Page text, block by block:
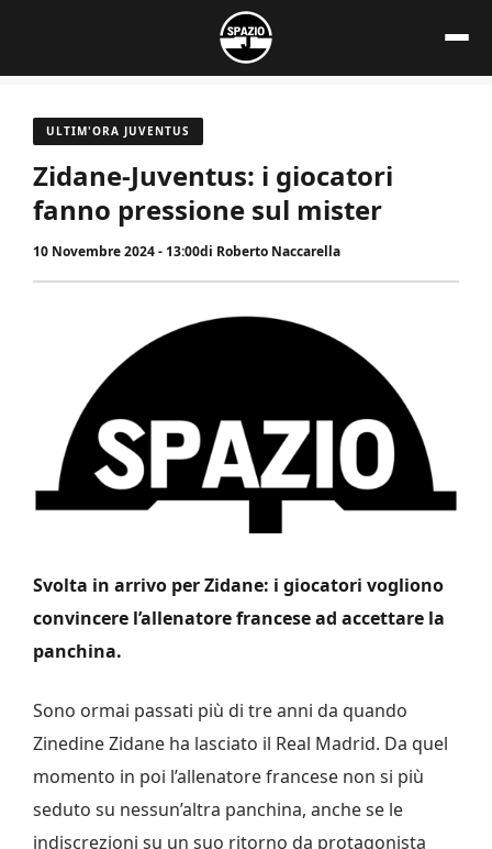
contenuto
ULTIM'ORA JUVENTUS
Zidane-Juventus: i giocatori
fanno pressione sul mister
10 Novembre 2024 - 13:00di Roberto Naccarella
Svolta in arrivo per Zidane: i giocatori vogliono
convincere l’allenatore francese ad accettare la
panchina.
Sono ormai passati più di tre anni da quando
Zinedine Zidane ha lasciato il Real Madrid. Da quel
momento in poi l’allenatore francese non si più
seduto su nessun’altra panchina, anche se le
indiscrezioni su un suo ritorno da protagonista